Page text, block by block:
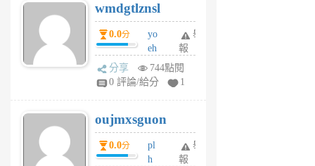
R
P
m
v
A
V
個
月
前
wmdgtlznsl
0.0分
yo
eh
ld
gy
個
月
前
舉
報
分享
744點閱
0 評論/給分
1
oujmxsguon
0.0分
pl
h
舉
報